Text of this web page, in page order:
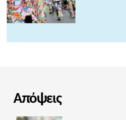
Απόψεις